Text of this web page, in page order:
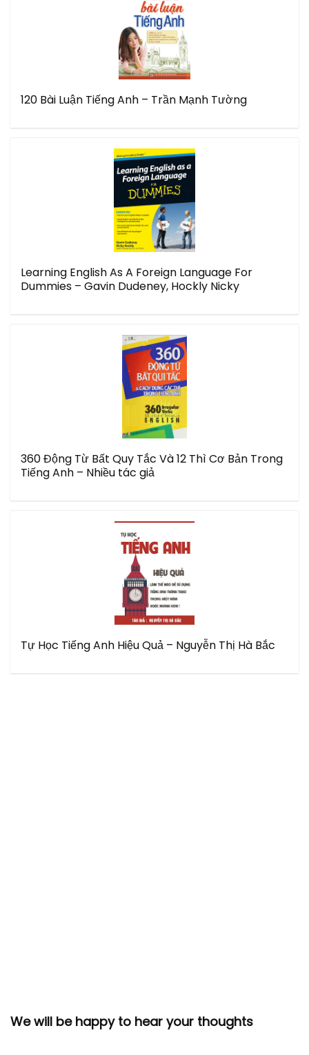
120 Bài Luận Tiếng Anh – Trần Mạnh Tường
Learning English As A Foreign Language For
Dummies – Gavin Dudeney, Hockly Nicky
360 Động Từ Bất Quy Tắc Và 12 Thì Cơ Bản Trong
Tiếng Anh – Nhiều tác giả
Tự Học Tiếng Anh Hiệu Quả – Nguyễn Thị Hà Bắc
We will be happy to hear your thoughts